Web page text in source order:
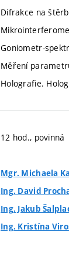
Difrakce na
Goniometr-
Měření
Holografie.
12 hod., povinná
Mgr. Michaela
Ing. David
Ing. Jakub
Ing. Kristína